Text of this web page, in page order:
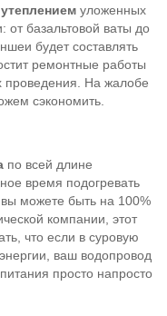
утеплением уложенных
от базальтовой ваты до
будет составлять
ремонтные работы
проведения. На жалобе
сэкономить.
по всей длине
время подогревать
можете быть на 100%
компании, этот
что если в суровую
ваш водопровод
просто напросто